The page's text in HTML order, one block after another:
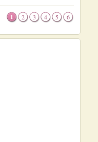
1 2 3 4 5 6